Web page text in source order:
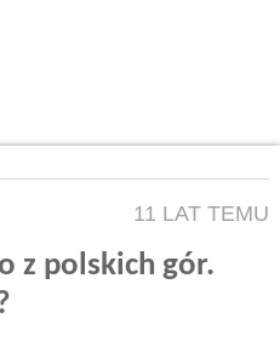
11 LAT TEMU
z polskich gór.